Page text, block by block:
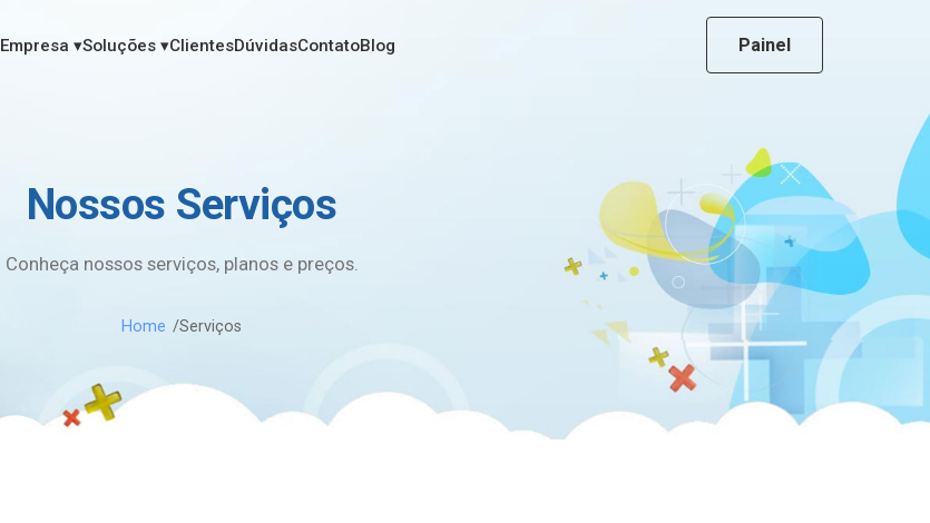
Empresa ▾Soluções ▾ClientesDúvidasContatoBlog Painel
Nossos Serviços
Conheça nossos serviços, planos e preços.
Home Serviços